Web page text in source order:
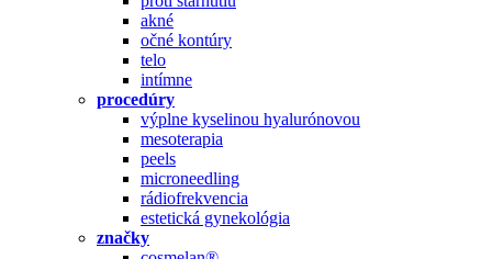
akné
očné kontúry
telo
intímne
procedúry
výplne kyselinou hyalurónovou
mesoterapia
peels
microneedling
rádiofrekvencia
estetická gynekológia
značky